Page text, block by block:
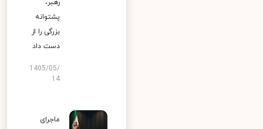
رهبر،
پشتوانه
بزرگی را از
دست داد
1405/05/
14
ماجرای